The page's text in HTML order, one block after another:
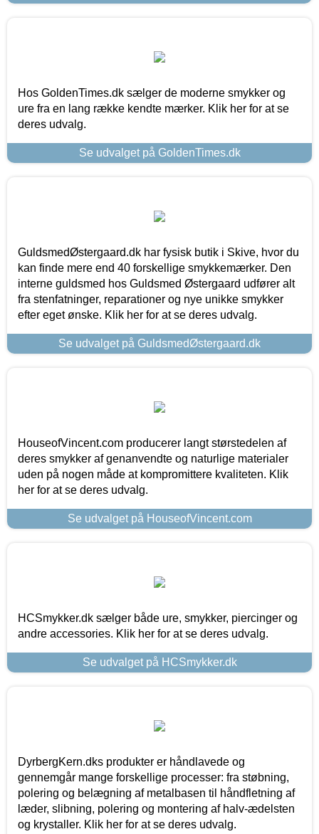
Hos GoldenTimes.dk sælger de moderne smykker og
ure fra en lang række kendte mærker. Klik her for at se
deres udvalg.
Se udvalget på GoldenTimes.dk
GuldsmedØstergaard.dk har fysisk butik i Skive, hvor du
kan finde mere end 40 forskellige smykkemærker. Den
interne guldsmed hos Guldsmed Østergaard udfører alt
fra stenfatninger, reparationer og nye unikke smykker
efter eget ønske. Klik her for at se deres udvalg.
Se udvalget på GuldsmedØstergaard.dk
HouseofVincent.com producerer langt størstedelen af
deres smykker af genanvendte og naturlige materialer
uden på nogen måde at kompromittere kvaliteten. Klik
her for at se deres udvalg.
Se udvalget på HouseofVincent.com
HCSmykker.dk sælger både ure, smykker, piercinger og
andre accessories. Klik her for at se deres udvalg.
Se udvalget på HCSmykker.dk
DyrbergKern.dks produkter er håndlavede og
gennemgår mange forskellige processer: fra støbning,
polering og belægning af metalbasen til håndfletning af
læder, slibning, polering og montering af halv-ædelsten
og krystaller. Klik her for at se deres udvalg.